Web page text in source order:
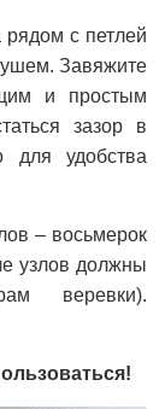
с петлей
Завяжите
и простым
зазор в
для удобства
– восьмерок
узлов должны
веревки).